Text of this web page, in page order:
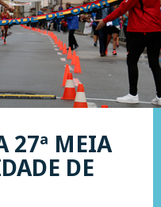
27ª MEIA
DE